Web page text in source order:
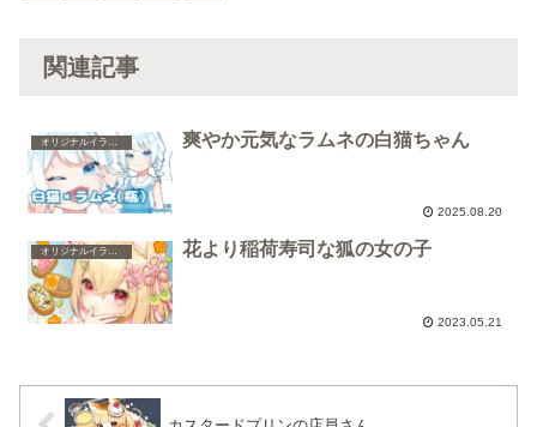
関連記事
爽やか元気なラムネの白猫ちゃん
2025.08.20
オリジナルイラスト 花より稲荷寿司な狐の女の子
2023.05.21